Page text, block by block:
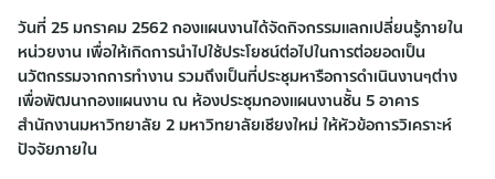
วันที่ 25 มกราคม 2562 กองแผนงานได้จัดกิจกรรมแลกเปลี่ยนรู้ภายใน
หน่วยงาน เพื่อให้เกิดการนำไปใช้ประโยชน์ต่อไปในการต่อยอดเป็น
นวัตกรรมจากการทำงาน รวมถึงเป็นที่ประชุมหารือการดำเนินงานๆต่าง
เพื่อพัฒนากองแผนงาน ณ ห้องประชุมกองแผนงานชั้น 5 อาคาร
สำนักงานมหาวิทยาลัย 2 มหาวิทยาลัยเชียงใหม่ ให้หัวข้อการวิเคราะห์
ปัจจัยภายใน